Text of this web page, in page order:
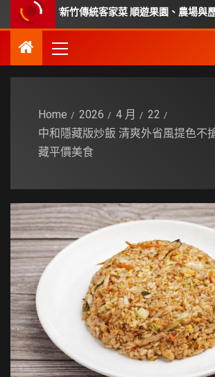
新竹傳統客家菜 順遊果園、農場與歷史景點
Home 2026 4 月
22
中和隱藏版炒飯 清爽外省風提色不
藏平價美食